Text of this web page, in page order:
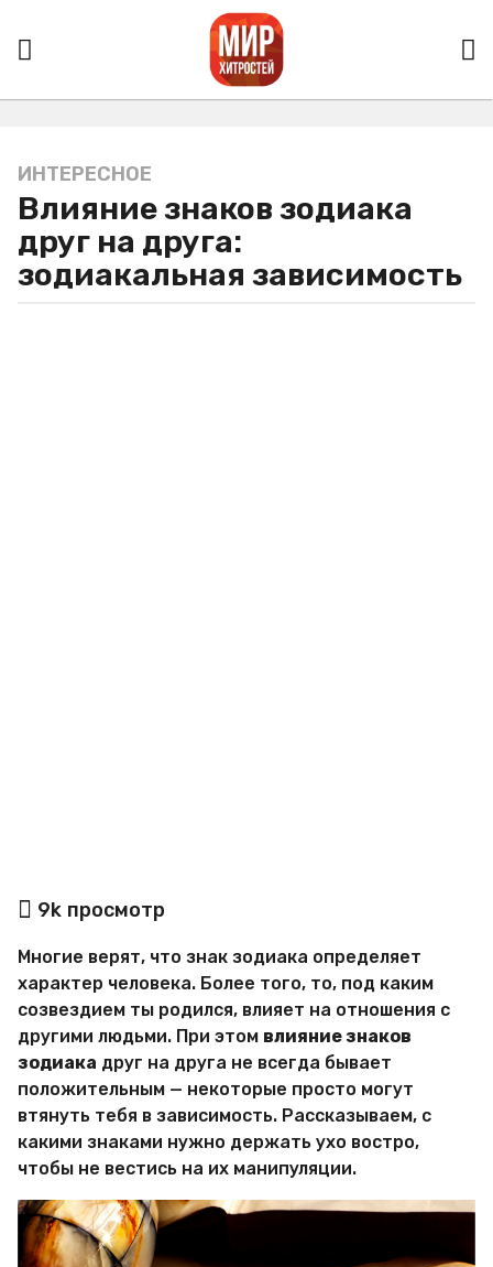
4
г
д
а
ИНТЕРЕСНОЕ
Влияние знаков зодиака
друг на друга:
зодиакальная зависимость
а
в
о
р
М
и
р
Х
и
т
р
о
с
е
й
9k просмотр
Многие верят, что знак зодиака определяет
характер человека. Более того, то, под каким
созвездием ты родился, влияет на отношения с
другими людьми. При этом влияние знаков
зодиака друг на друга не всегда бывает
положительным — некоторые просто могут
втянуть тебя в зависимость. Рассказываем, с
какими знаками нужно держать ухо востро,
чтобы не вестись на их манипуляции.